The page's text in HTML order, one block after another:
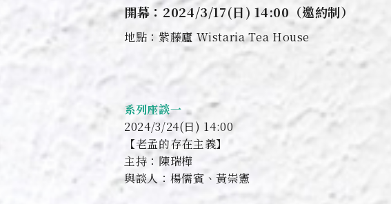
開幕：2024/3/17(日) 14:00（邀約制）
地點：紫藤廬 Wistaria Tea House
系列座談一
2024/3/24(日) 14:00
【老孟的存在主義】
主持：陳瑞樺
與談人：楊儒賓、黃崇憲